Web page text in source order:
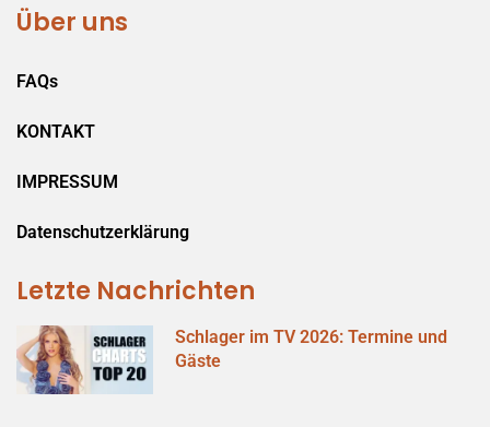
Über uns
FAQs
KONTAKT
IMPRESSUM
Datenschutzerklärung
Letzte Nachrichten
Schlager im TV 2026: Termine und
Gäste